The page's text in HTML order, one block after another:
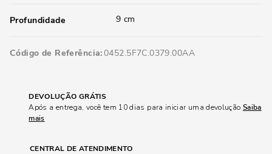
Profundidade 9 cm
Código de Referência 0452.5F7C.0379.00AA
DEVOLUÇÃO GRÁTIS
Após a entrega, você tem 10 dias para iniciar uma devolução Saiba
mais
CENTRAL DE ATENDIMENTO